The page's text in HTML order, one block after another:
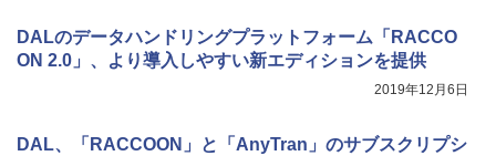
DALのデータハンドリングプラットフォーム「RACCO
ON 2.0」、より導入しやすい新エディションを提供
2019年12月6日
DAL、「RACCOON」と「AnyTran」のサブスクリプシ